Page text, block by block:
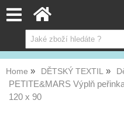
Home DĚTSKÝ TEXTIL
PETITE&MARS Výplň
120 x 90